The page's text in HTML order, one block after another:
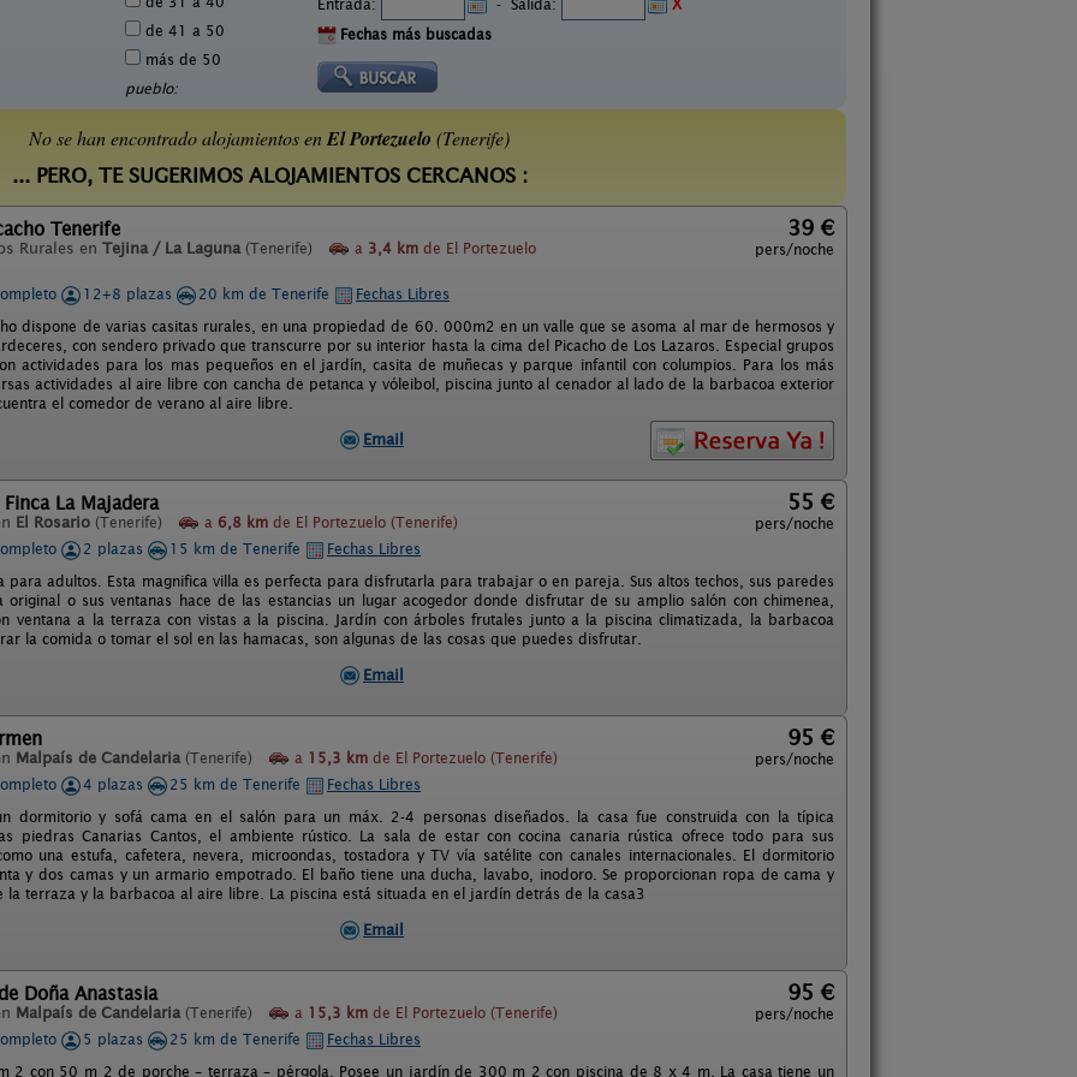
de 41 a 50
más de 50
pueblo:
Entrada: - Salida:
X
Fechas más buscadas
No se han encontrado alojamientos enEl Portezuelo (Tenerife)
... PERO, TE SUGERIMOS ALOJAMIENTOS CERCANOS :
Tenerife
Rurales en Tejina / La Laguna (Tenerife) a 3,4 km de El Portezuelo
39 €
pers/noche
12+8 plazas 20 km de Tenerife
Fechas Libres
dispone de varias casitas rurales, en una propiedad de 60. 000m2 en un valle que se asoma al mar de hermosos y
con sendero privado que transcurre por su interior hasta la cima del Picacho de Los Lazaros. Especial grupos
actividades para los mas pequeños en el jardín, casita de muñecas y parque infantil con columpios. Para los más
actividades al aire libre con cancha de petanca y vóleibol, piscina junto al cenador al lado de la barbacoa exterior
el comedor de verano al aire libre.
Email
Finca La Majadera
El Rosario (Tenerife) a 6,8 km de El Portezuelo (Tenerife)
55 €
pers/noche
2 plazas 15 km de Tenerife
Fechas Libres
para adultos. Esta magnifica villa es perfecta para disfrutarla para trabajar o en pareja. Sus altos techos, sus paredes
original o sus ventanas hace de las estancias un lugar acogedor donde disfrutar de su amplio salón con chimenea,
ventana a la terraza con vistas a la piscina. Jardín con árboles frutales junto a la piscina climatizada, la barbacoa
la comida o tomar el sol en las hamacas, son algunas de las cosas que puedes disfrutar.
Email
Malpaís de Candelaria (Tenerife) a 15,3 km de El Portezuelo (Tenerife)
95 €
pers/noche
4 plazas 25 km de Tenerife
Fechas Libres
dormitorio y sofá cama en el salón para un máx. 2-4 personas diseñados. la casa fue construida con la típica
piedras Canarias Cantos, el ambiente rústico. La sala de estar con cocina canaria rústica ofrece todo para sus
una estufa, cafetera, nevera, microondas, tostadora y TV vía satélite con canales internacionales. El dormitorio
y dos camas y un armario empotrado. El baño tiene una ducha, lavabo, inodoro. Se proporcionan ropa de cama y
la terraza y la barbacoa al aire libre. La piscina está situada en el jardín detrás de la casa3
Email
Doña Anastasia
Malpaís de Candelaria (Tenerife) a 15,3 km de El Portezuelo (Tenerife)
95 €
pers/noche
5 plazas 25 km de Tenerife
Fechas Libres
2 con 50 m 2 de porche – terraza – pérgola. Posee un jardín de 300 m 2 con piscina de 8 x 4 m. La casa tiene un